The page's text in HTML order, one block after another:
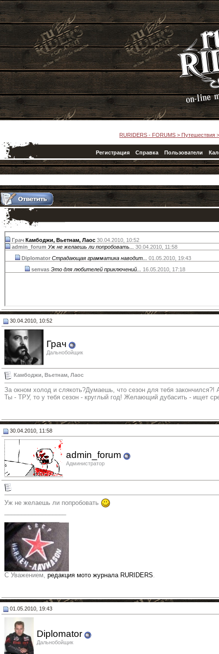
RURIDERS - FORUMS > Путешествия
Регистрация Справка Пользователи
Грач Камбоджи, Вьетнам, Лаос 30.04.2010, 10:52
admin_forum Уж не желаешь ли попробовать... 30.04.2010, 11:58
Diplomator Страдающая грамматика наводит... 01.05.2010, 19:43
senvas Это для любителей приключений... 16.05.2010, 17:18
30.04.2010, 10:52
Грач
Дальнобойщик
Камбоджи, Вьетнам, Лаос
За окном холод и слякоть?Думаешь, что сезон для тебя
Ты - ТРУ, то у тебя сезон - круглый год! Желающий дубасить - ищет
30.04.2010, 11:58
admin_forum
Администратор
Уж не желаешь ли попробовать
С Уважением, редакция мото журнала RURIDERS.
01.05.2010, 19:43
Diplomator
Дальнобойщик